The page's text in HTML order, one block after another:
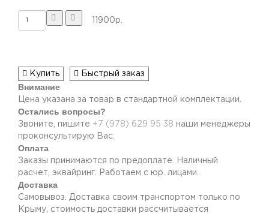
11900р.
Купить Быстрый заказ
Внимание
Цена указана за товар в стандартной комплектации.
Остались вопросы?
Звоните, пишите +7 (978) 629 95 38 наши менеджеры
проконсультирую Вас.
Оплата
Заказы принимаются по предоплате. Наличный
расчет, эквайринг. Работаем с юр. лицами.
Доставка
Самовывоз. Доставка своим транспортом только по
Крыму, стоимость доставки рассчитывается